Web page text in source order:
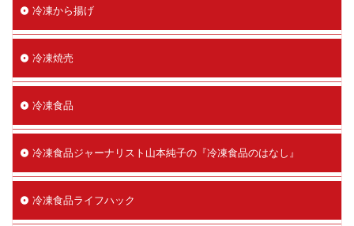
冷凍から揚げ
冷凍焼売
冷凍食品
冷凍食品ジャーナリスト山本純子の『冷凍食品のはなし』
冷凍食品ライフハック